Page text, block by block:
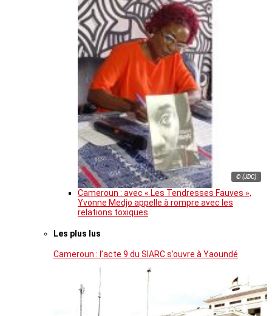
© (JDC)
Cameroun : avec « Les Tendresses Fauves »,
Yvonne Medjo appelle à rompre avec les
relations toxiques
Les plus lus
Cameroun : l’acte 9 du SIARC s’ouvre à Yaoundé